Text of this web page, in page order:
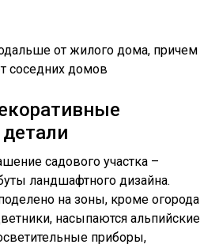
от жилого дома, причем
соседних домов
садового участка –
ландшафтного дизайна.
на зоны, кроме огорода
насыпаются альпийские
приборы,